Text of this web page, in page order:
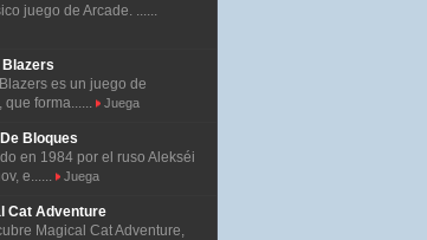
juego de Arcade. ......
es un juego de
que forma......
Juega
Bloques
en 1984 por el ruso Alekséi
e......
Juega
Cat Adventure
Magical Cat Adventure,